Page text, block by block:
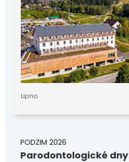
Lipno
PODZIM 2026
Parodontologické dny